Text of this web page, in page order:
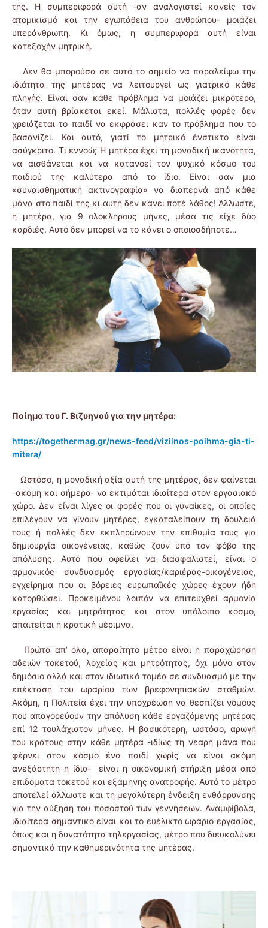
της. Η συμπεριφορά αυτή -αν αναλογιστεί κανείς τον
ατομικισμό και την εγωπάθεια του ανθρώπου- μοιάζει
υπεράνθρωπη. Κι όμως, η συμπεριφορά αυτή είναι
κατεξοχήν μητρική.
Δεν θα μπορούσα σε αυτό το σημείο να παραλείψω την
ιδιότητα της μητέρας να λειτουργεί ως γιατρικό κάθε
πληγής. Είναι σαν κάθε πρόβλημα να μοιάζει μικρότερο,
όταν αυτή βρίσκεται εκεί. Μάλιστα, πολλές φορές δεν
χρειάζεται το παιδί να εκφράσει καν το πρόβλημα που το
βασανίζει. Και αυτό, γιατί το μητρικό ένστικτο είναι
ασύγκριτο. Τι εννοώ; Η μητέρα έχει τη μοναδική ικανότητα,
να αισθάνεται και να κατανοεί τον ψυχικό κόσμο του
παιδιού της καλύτερα από το ίδιο. Είναι σαν μια
«συναισθηματική ακτινογραφία» να διαπερνά από κάθε
μάνα στο παιδί της κι αυτή δεν κάνει ποτέ λάθος! Άλλωστε,
η μητέρα, για 9 ολόκληρους μήνες, μέσα τις είχε δύο
καρδιές. Αυτό δεν μπορεί να το κάνει ο οποιοσδήποτε…
Ποίημα του Γ. Βιζυηνού για την μητέρα:
https://togethermag.gr/news-feed/viziinos-poihma-gia-ti-
mitera/
Ωστόσο, η μοναδική αξία αυτή της μητέρας, δεν φαίνεται
-ακόμη και σήμερα- να εκτιμάται ιδιαίτερα στον εργασιακό
χώρο. Δεν είναι λίγες οι φορές που οι γυναίκες, οι οποίες
επιλέγουν να γίνουν μητέρες, εγκαταλείπουν τη δουλειά
τους ή πολλές δεν εκπληρώνουν την επιθυμία τους για
δημιουργία οικογένειας, καθώς ζουν υπό τον φόβο της
απόλυσης. Αυτό που οφείλει να διασφαλιστεί, είναι ο
αρμονικός συνδυασμός εργασίας/καριέρας-οικογένειας,
εγχείρημα που οι βόρειες ευρωπαϊκές χώρες έχουν ήδη
κατορθώσει. Προκειμένου λοιπόν να επιτευχθεί αρμονία
εργασίας και μητρότητας και στον υπόλοιπο κόσμο,
απαιτείται η κρατική μέριμνα.
Πρώτα απ’ όλα, απαραίτητο μέτρο είναι η παραχώρηση
αδειών τοκετού, λοχείας και μητρότητας, όχι μόνο στον
δημόσιο αλλά και στον ιδιωτικό τομέα σε συνδυασμό με την
επέκταση του ωραρίου των βρεφονηπιακών σταθμών.
Ακόμη, η Πολιτεία έχει την υποχρέωση να θεσπίζει νόμους
που απαγορεύουν την απόλυση κάθε εργαζόμενης μητέρας
επί 12 τουλάχιστον μήνες. Η βασικότερη, ωστόσο, αρωγή
του κράτους στην κάθε μητέρα -ιδίως τη νεαρή μάνα που
φέρνει στον κόσμο ένα παιδί χωρίς να είναι ακόμη
ανεξάρτητη η ίδια- είναι η οικονομική στήριξη μέσα από
επιδόματα τοκετού και εξάμηνης ανατροφής. Αυτό το μέτρο
αποτελεί άλλωστε και τη μεγαλύτερη ένδειξη ενθάρρυνσης
για την αύξηση του ποσοστού των γεννήσεων. Αναμφίβολα,
ιδιαίτερα σημαντικό είναι και το ευέλικτο ωράριο εργασίας,
όπως και η δυνατότητα τηλεργασίας, μέτρο που διευκολύνει
σημαντικά την καθημερινότητα της μητέρας.